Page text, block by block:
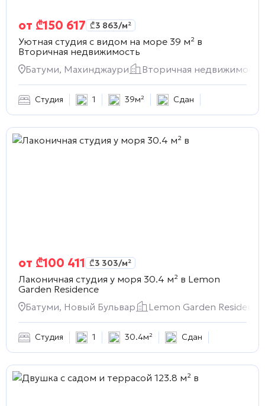
от ₾150 617 ₾3 863/м²
Уютная студия с видом на море 39 м² в
Вторичная недвижимость
Батуми, Махинджаури
Вторичная недвижимость
Студия 1 39м² Сдан
от ₾100 411 ₾3 303/м²
Лаконичная студия у моря 30.4 м² в Lemon
Garden Residence
Батуми, Новый Бульвар
Lemon Garden Residence
Студия 1 30.4м² Сдан